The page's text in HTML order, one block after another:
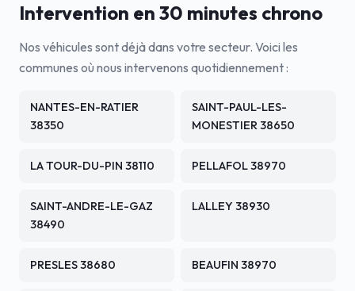
Intervention en 30 minutes chrono
Nos véhicules sont déjà dans votre secteur. Voici les
communes où nous intervenons quotidiennement :
NANTES-EN-RATIER
38350
SAINT-PAUL-LES-
MONESTIER 38650
LA TOUR-DU-PIN 38110 PELLAFOL 38970
SAINT-ANDRE-LE-GAZ
38490
LALLEY 38930
PRESLES 38680 BEAUFIN 38970